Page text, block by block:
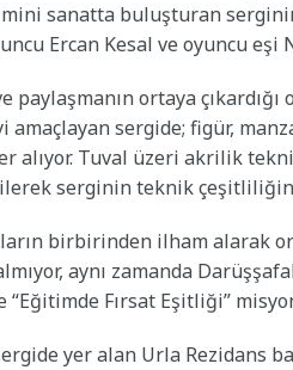
sanatta buluşturan serginin
Ercan Kesal ve oyuncu eşi
paylaşmanın ortaya
amaçlayan sergide; figür,
alıyor. Tuval üzeri akrilik
serginin teknik çeşitliliğini
birbirinden ilham alarak
aynı zamanda
Fırsat Eşitliği”
yer alan Urla Rezidans